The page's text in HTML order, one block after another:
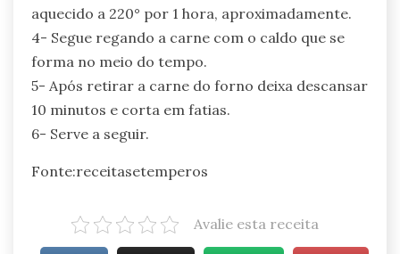
aquecido a 220° por 1 hora, aproximadamente.
4- Segue regando a carne com o caldo que se
forma no meio do tempo.
5- Após retirar a carne do forno deixa descansar
10 minutos e corta em fatias.
6- Serve a seguir.
Fonte:receitasetemperos
Avalie esta receita